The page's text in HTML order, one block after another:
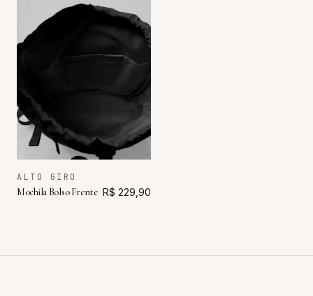
ALTO GIRO
Mochila Bolso Frente R$ 229,90